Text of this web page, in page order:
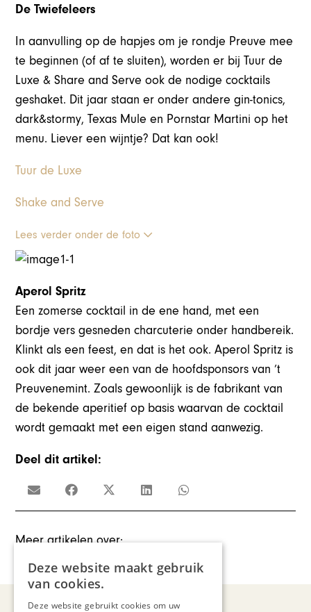
De Twiefeleers
In aanvulling op de hapjes om je rondje Preuve mee
te beginnen (of af te sluiten), worden er bij Tuur de
Luxe & Share and Serve ook de nodige cocktails
geshaket. Dit jaar staan er onder andere gin-tonics,
dark&stormy, Texas Mule en Pornstar Martini op het
menu. Liever een wijntje? Dat kan ook!
Tuur de Luxe
Shake and Serve
Lees verder onder de foto
Aperol Spritz
Een zomerse cocktail in de ene hand, met een
bordje vers gesneden charcuterie onder handbereik.
Klinkt als een feest, en dat is het ook. Aperol Spritz is
ook dit jaar weer een van de hoofdsponsors van ’t
Preuvenemint. Zoals gewoonlijk is de fabrikant van
de bekende aperitief op basis waarvan de cocktail
wordt gemaakt met een eigen stand aanwezig.
Deel dit artikel:
Meer artikelen over:
Gastronomie , Preuvenemint
Deze website maakt gebruik
van cookies.
Deze website gebruikt cookies om uw